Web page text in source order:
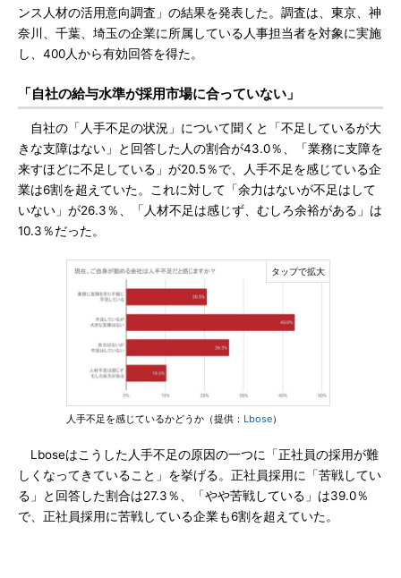
ンス人材の活用意向調査」の結果を発表した。調査は、東京、神
奈川、千葉、埼玉の企業に所属している人事担当者を対象に実施
し、400人から有効回答を得た。
「自社の給与水準が採用市場に合っていない」
自社の「人手不足の状況」について聞くと「不足しているが大
きな支障はない」と回答した人の割合が43.0％、「業務に支障を
来すほどに不足している」が20.5％で、人手不足を感じている企
業は6割を超えていた。これに対して「余力はないが不足はして
いない」が26.3％、「人材不足は感じず、むしろ余裕がある」は
10.3％だった。
人手不足を感じているかどうか（提供： Lbose）
Lboseはこうした人手不足の原因の一つに「正社員の採用が難
しくなってきていること」を挙げる。正社員採用に「苦戦してい
る」と回答した割合は27.3％、「やや苦戦している」は39.0％
で、正社員採用に苦戦している企業も6割を超えていた。